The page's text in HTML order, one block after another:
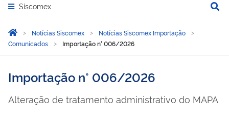
Abrir menu principal de navegação
Siscomex
Você está aqui:
Página Inicial
Notícias Siscomex
Notícias Siscomex Importação
Comunicados
Importação n° 006/2026
Importação n° 006/2026
Alteração de tratamento administrativo do MAPA